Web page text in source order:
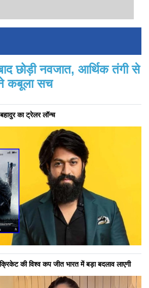
छोड़ी नवजात, आर्थिक तंगी से
कबूला सच
का ट्रेलर लॉन्च
क्रिकेट की विश्व कप जीत भारत में बड़ा बदलाव लाएगी